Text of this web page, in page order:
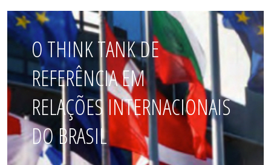
O THINK TANK DE
REFERÊNCIA EM
RELAÇÕES INTERNACIONAIS
DO BRASIL